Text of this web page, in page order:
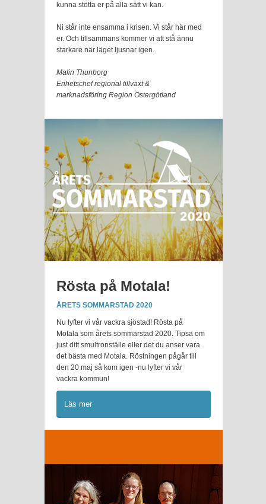
kunna stötta er på alla sätt vi kan.
Ni står inte ensamma i krisen. Vi står här med
er. Och tillsammans kommer vi att stå ännu
starkare när läget ljusnar igen.
Malin Thunborg
Enhetschef regional tillväxt &
marknadsföring Region Östergötland
Rösta på Motala!
ÅRETS SOMMARSTAD 2020
Nu lyfter vi vår vackra sjöstad! Rösta på
Motala som årets sommarstad 2020. Tipsa om
just ditt smultronställe eller det du anser vara
det bästa med Motala. Röstningen pågår till
den 20 maj så kom igen -nu lyfter vi vår
vackra kommun!
Läs mer